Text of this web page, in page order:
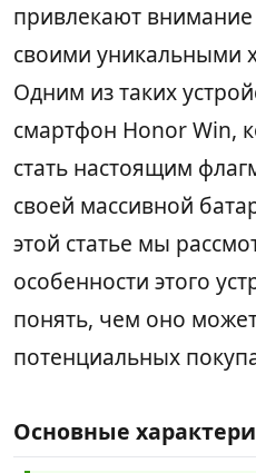
привлекают внимание
своими уникальными
Одним из таких
смартфон Honor Win,
стать настоящим
своей массивной
этой статье мы
особенности этого
понять, чем оно
потенциальных
Основные